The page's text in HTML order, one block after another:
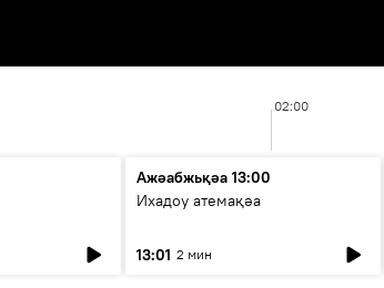
02:00
Ажәабжьқәа 13:00
Ихадоу атемақәа
13:01 2 мин